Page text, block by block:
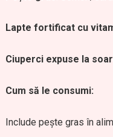
Lapte fortificat cu
Ciuperci expuse la
Cum să le consumi:
Include pește gras în